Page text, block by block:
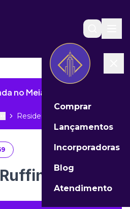
Comprar
Lançamentos
Incorporadoras
Blog
Atendimento
no Meia Praia de Itapema -
More menu
Residencial Ruffino valor...
valor